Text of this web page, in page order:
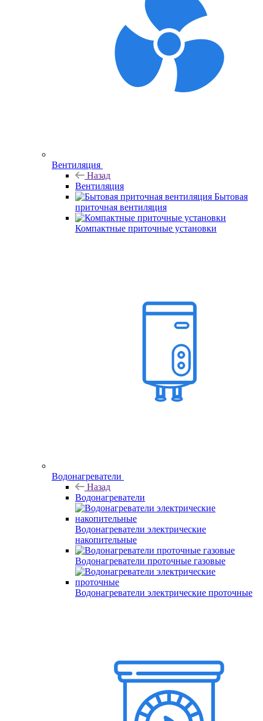
Вентиляция
Назад
Вентиляция
Бытовая
приточная вентиляция
Компактные приточные установки
Водонагреватели
Назад
Водонагреватели
Водонагреватели электрические
накопительные
Водонагреватели проточные газовые
Водонагреватели электрические проточные